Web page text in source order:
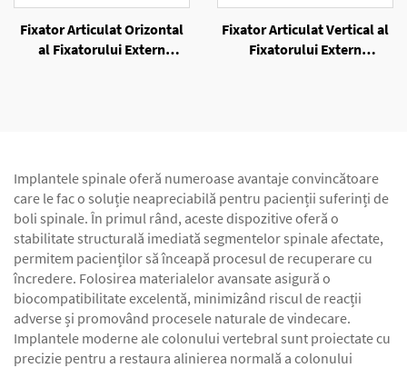
Fixator Articulat Orizontal
al Fixatorului Extern
Fixator Articulat Vertical al
Fixatorului Extern
Implantele spinale oferă numeroase avantaje convincătoare
care le fac o soluție neapreciabilă pentru pacienții suferinți de
boli spinale. În primul rând, aceste dispozitive oferă o
stabilitate structurală imediată segmentelor spinale afectate,
permitem pacienților să înceapă procesul de recuperare cu
încredere. Folosirea materialelor avansate asigură o
biocompatibilitate excelentă, minimizând riscul de reacții
adverse și promovând procesele naturale de vindecare.
Implantele moderne ale colonului vertebral sunt proiectate cu
precizie pentru a restaura alinierea normală a colonului